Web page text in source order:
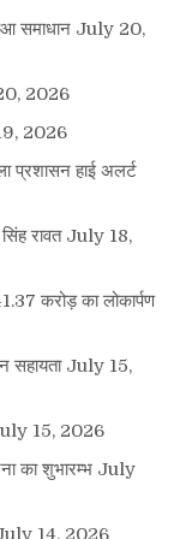
समाधान July 20,
2026
2026
प्रशासन हाई अलर्ट
रावत July 18,
करोड़ का लोकार्पण
सहायता July 15,
15, 2026
का शुभारम्भ July
14, 2026